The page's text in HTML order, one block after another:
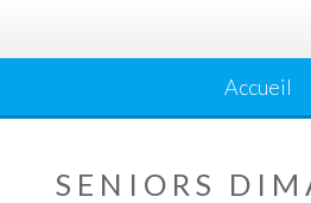
Accueil
SENIORS